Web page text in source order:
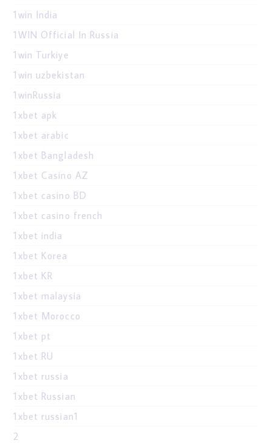
1win India
1WIN Official In Russia
1win Turkiye
1win uzbekistan
1winRussia
1xbet apk
1xbet arabic
1xbet Bangladesh
1xbet Casino AZ
1xbet casino BD
1xbet casino french
1xbet india
1xbet Korea
1xbet KR
1xbet malaysia
1xbet Morocco
1xbet pt
1xbet RU
1xbet russia
1xbet Russian
1xbet russian1
2